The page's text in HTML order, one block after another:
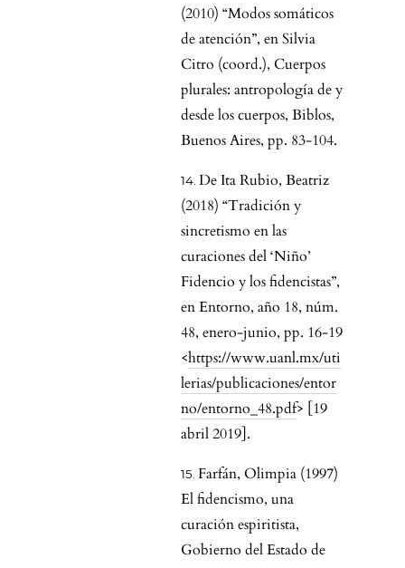
(2010) “Modos somáticos
de atención”, en Silvia
Citro (coord.), Cuerpos
plurales: antropología de y
desde los cuerpos, Biblos,
Buenos Aires, pp. 83-104.
De Ita Rubio, Beatriz
(2018) “Tradición y
sincretismo en las
curaciones del ‘Niño’
Fidencio y los fidencistas”,
en Entorno, año 18, núm.
48, enero-junio, pp. 16-19
<https://www.uanl.mx/uti
lerias/publicaciones/entor
no/entorno_48.pdf> [19
abril 2019].
Farfán, Olimpia (1997)
El fidencismo, una
curación espiritista,
Gobierno del Estado de